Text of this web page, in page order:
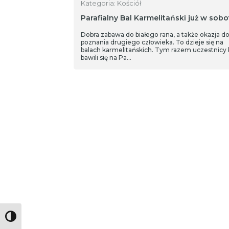
Toggle High Contrast
Kategoria: Kościół
Parafialny Bal Karmelitański już w
Dobra zabawa do białego rana, a także okazja do
poznania drugiego człowieka. To dzieje się na
balach karmelitańskich. Tym razem uczestnicy
bawili się na Pa…